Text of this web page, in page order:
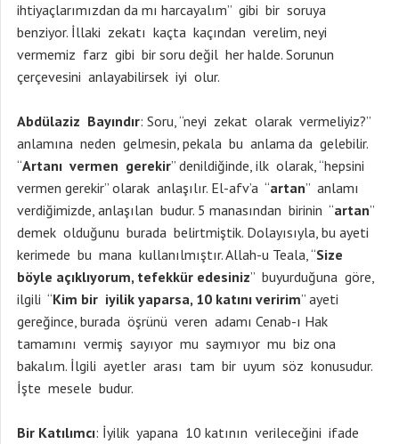
ihtiyaçlarımızdan da mı harcayalım” gibi bir soruya
benziyor. İllaki zekatı kaçta kaçından verelim, neyi
vermemiz farz gibi bir soru değil her halde. Sorunun
çerçevesini anlayabilirsek iyi olur.
Abdülaziz Bayındır: Soru, “neyi zekat olarak vermeliyiz?”
anlamına neden gelmesin, pekala bu anlama da gelebilir.
“Artanı vermen gerekir” denildiğinde, ilk olarak, “hepsini
vermen gerekir” olarak anlaşılır. El-afv’a “artan” anlamı
verdiğimizde, anlaşılan budur. 5 manasından birinin “artan”
demek olduğunu burada belirtmiştik. Dolayısıyla, bu ayeti
kerimede bu mana kullanılmıştır. Allah-u Teala, “Size
böyle açıklıyorum, tefekkür edesiniz” buyurduğuna göre,
ilgili “Kim bir iyilik yaparsa, 10 katını veririm” ayeti
gereğince, burada öşrünü veren adamı Cenab-ı Hak
tamamını vermiş sayıyor mu saymıyor mu biz ona
bakalım. İlgili ayetler arası tam bir uyum söz konusudur.
İşte mesele budur.
Bir Katılımcı: İyilik yapana 10 katının verileceğini ifade